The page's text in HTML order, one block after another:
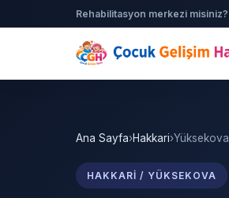
Rehabilitasyon merkezi misiniz?
Ana Sayfa›Hakkari›Yüksekova
HAKKARI / YÜKSEKOVA